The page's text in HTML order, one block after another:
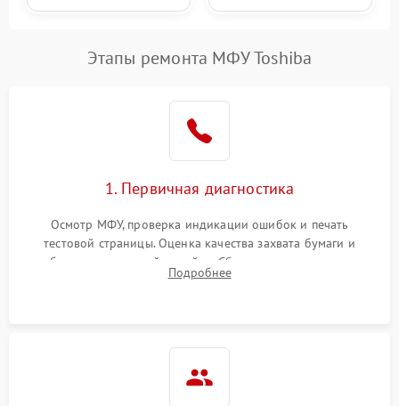
Этапы ремонта МФУ Toshiba
1. Первичная диагностика
Осмотр МФУ, проверка индикации ошибок и печать
тестовой страницы. Оценка качества захвата бумаги и
работы сканирующей линейки. Сбор данных о замятиях,
дефектах изображения или посторонних шумах при работе.
Подробнее